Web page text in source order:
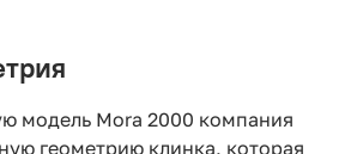
модель Mora 2000 компания
геометрию клинка, которая